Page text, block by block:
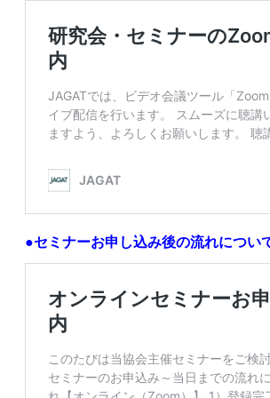
●セミナーお申し込み後の流れについ